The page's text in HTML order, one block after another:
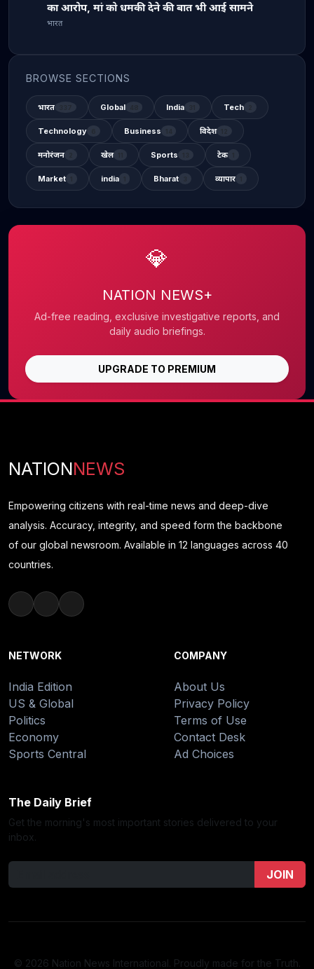
का आरोप, मां को धमकी देने की बात भी आई सामने
भारत
BROWSE SECTIONS
भारत Global India Tech
Technology Business विदेश
मनोरंजन खेल Sports टेक
Market india Bharat व्यापार
💎
NATION NEWS+
Ad-free reading, exclusive investigative reports, and
daily audio briefings.
UPGRADE TO PREMIUM
NATIONNEWS
Empowering citizens with real-time news and deep-dive
analysis. Accuracy, integrity, and speed form the backbone
of our global newsroom. Available in 12 languages across 40
countries.
NETWORK
India Edition
US & Global
Politics
Economy
Sports Central
COMPANY
About Us
Privacy Policy
Terms of Use
Contact Desk
Ad Choices
The Daily Brief
Get the morning's most important stories delivered to your
inbox.
JOIN
© 2026 Nation News International. Proudly made for the Truth.